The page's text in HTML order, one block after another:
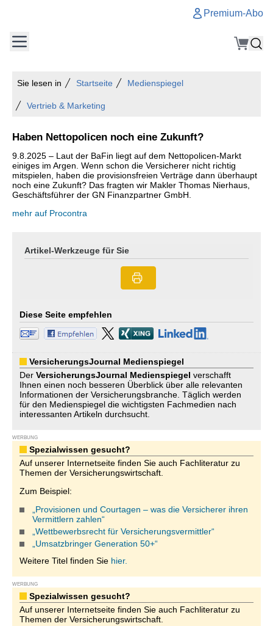
Premium-Abo
Sie lesen in Startseite Medienspiegel
Vertrieb & Marketing
Haben Nettopolicen noch eine Zukunft?
9.8.2025 – Laut der BaFin liegt auf dem Nettopolicen-Markt
einiges im Argen. Wenn schon die Versicherer nicht richtig
mitspielen, haben die provisionsfreien Verträge dann überhaupt
noch eine Zukunft? Das fragten wir Makler Thomas Nierhaus,
Geschäftsführer der GN Finanzpartner GmbH.
mehr auf Procontra
Artikel-Werkzeuge für Sie
Diese Seite empfehlen
VersicherungsJournal Medienspiegel
Der VersicherungsJournal Medienspiegel verschafft
Ihnen einen noch besseren Überblick über alle relevanten
Informationen der Versicherungsbranche. Täglich werden
für den Medienspiegel die wichtigsten Fachmedien nach
interessanten Artikeln durchsucht.
WERBUNG
Spezialwissen gesucht?
Auf unserer Internetseite finden Sie auch Fachliteratur zu
Themen der Versicherungswirtschaft.
Zum Beispiel:
„Provisionen und Courtagen – was die Versicherer ihren
Vermittlern zahlen“
„Wettbewerbsrecht für Versicherungsvermittler“
„Umsatzbringer Generation 50+“
Weitere Titel finden Sie hier.
WERBUNG
Spezialwissen gesucht?
Auf unserer Internetseite finden Sie auch Fachliteratur zu
Themen der Versicherungswirtschaft.